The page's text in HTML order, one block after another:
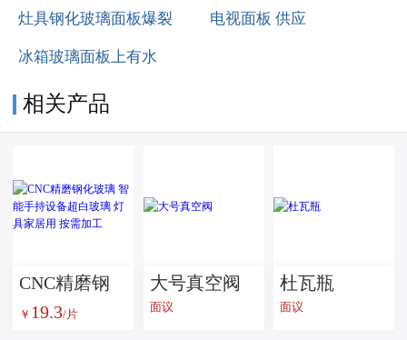
灶具钢化玻璃面板爆裂 电视面板 供应
冰箱玻璃面板上有水
相关产品
CNC精磨钢
化玻璃 智能
￥ 19.3/片
大号真空阀
面议
杜瓦瓶
面议